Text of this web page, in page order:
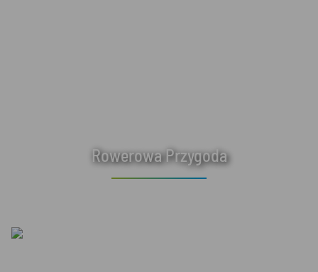
Rowerowa Przygoda